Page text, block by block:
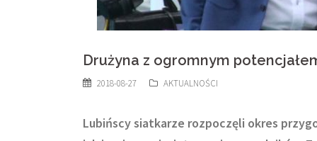
Drużyna z ogromnym
2018-08-27 AKTUALNOŚCI
Lubińscy siatkarze rozpoczęli okres